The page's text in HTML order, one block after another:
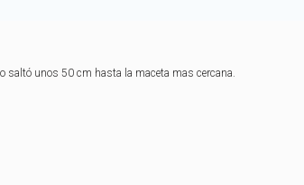
saltó unos 50 cm hasta la maceta mas cercana.